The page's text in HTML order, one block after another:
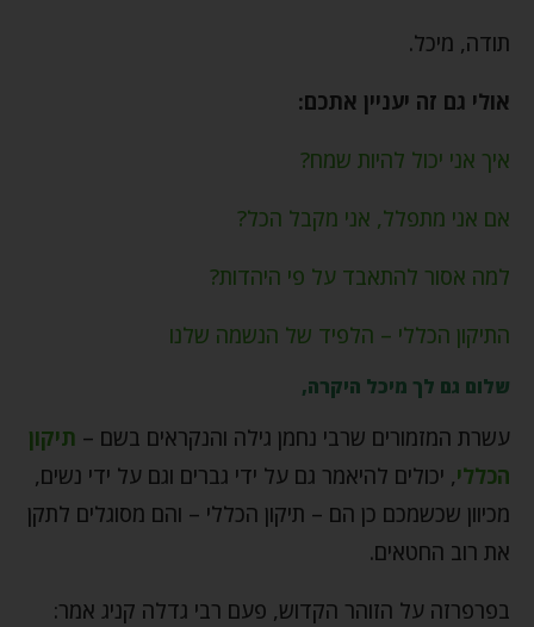
תודה, מיכל.
אולי גם זה יעניין אתכם:
איך אני יכול להיות שמח?
אם אני מתפלל, אני מקבל הכל?
למה אסור להתאבד על פי היהדות?
התיקון הכללי – הלפיד של הנשמה שלנו
שלום גם לך מיכל היקרה,
עשרת המזמורים שרבי נחמן גילה והנקראים בשם – תיקון
הכללי, יכולים להיאמר גם על ידי גברים וגם על ידי נשים,
מכיוון שכשמכם כן הם – תיקון הכללי – והם מסוגלים לתקן
את רוב החטאים.
בפרפרזה על הזוהר הקדוש, פעם רבי גדלה קניג אמר: